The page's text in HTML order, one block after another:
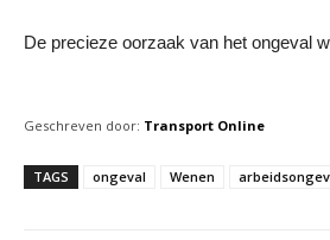
De precieze oorzaak van het ongeval
Geschreven door: Transport Online
TAGS ongeval Wenen